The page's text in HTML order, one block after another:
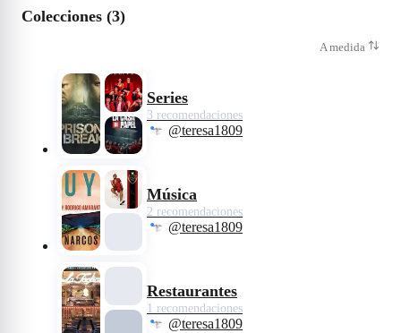
objetivo: escapar juntos.
tiene nada que perder. Cinco meses de
reclusión memorizando cada paso, cada
cuerpos de policía y con decenas de
rehenes en su poder para saber si su
apuesta suicida será todo o nada.
Colecciones (3)
A medida
Series
3 recomendaciones
@teresa1809
Música
2 recomendaciones
@teresa1809
Restaurantes
1 recomendaciones
@teresa1809